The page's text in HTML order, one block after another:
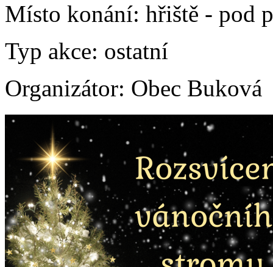
Místo konání: hřiště - pod
Typ akce: ostatní
Organizátor: Obec Buková